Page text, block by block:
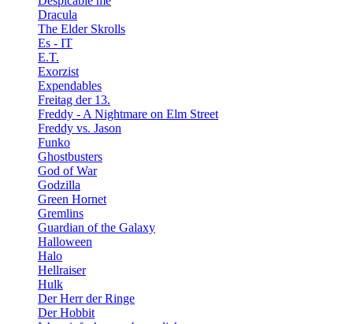
Dracula
The Elder Skrolls
Es - IT
E.T.
Exorzist
Expendables
Freitag der 13.
Freddy - A Nightmare on Elm Street
Freddy vs. Jason
Funko
Ghostbusters
God of War
Godzilla
Green Hornet
Gremlins
Guardian of the Galaxy
Halloween
Halo
Hellraiser
Hulk
Der Herr der Ringe
Der Hobbit